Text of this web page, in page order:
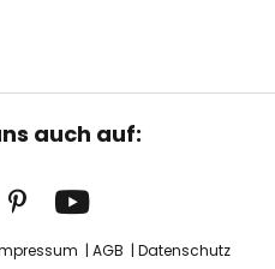
auch auf:
AGB Datenschutz